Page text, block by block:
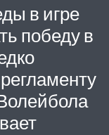
в игре
победу в